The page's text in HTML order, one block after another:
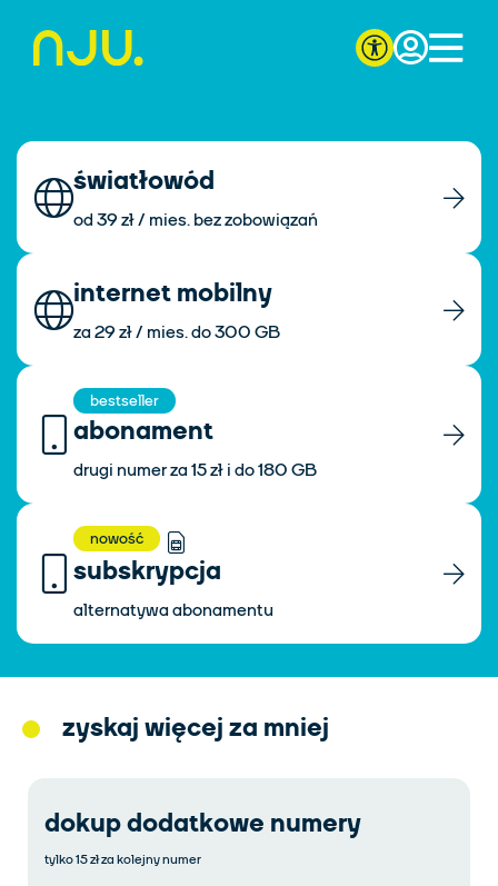
światłowód
od 39 zł / mies. bez zobowiązań
internet mobilny
za 29 zł / mies. do 300 GB
abonament
bestseller
drugi numer za 15 zł i do 180 GB
subskrypcja
nowość
alternatywa abonamentu
zyskaj więcej za mniej
dokup dodatkowe numery
tylko 15 zł za kolejny numer